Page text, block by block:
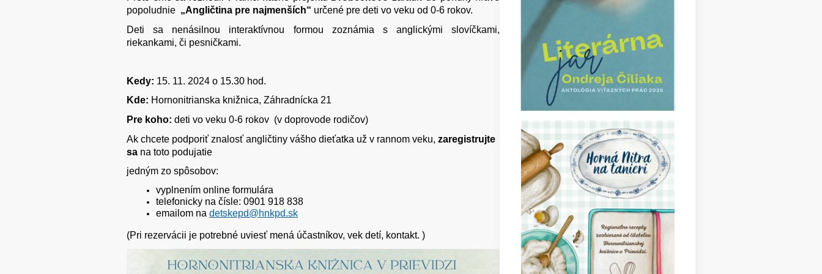
popoludnie „Angličtina pre najmenších“ určené pre deti vo veku od 0-6 rokov.
Deti sa nenásilnou interaktívnou formou zoznámia s anglickými slovíčkami,
riekankami, či pesničkami.
Kedy: 15. 11. 2024 o 15.30 hod.
Kde: Hornonitrianska knižnica, Záhradnícka 21
Pre koho: deti vo veku 0-6 rokov (v doprovode rodičov)
Ak chcete podporiť znalosť angličtiny vášho dieťatka už v rannom veku, zaregistrujte
sa na toto podujatie
jedným zo spôsobov:
vyplnením online formulára
telefonicky na čísle: 0901 918 838
emailom na detskepd@hnkpd.sk
(Pri rezervácii je potrebné uviesť mená účastníkov, vek detí, kontakt. )